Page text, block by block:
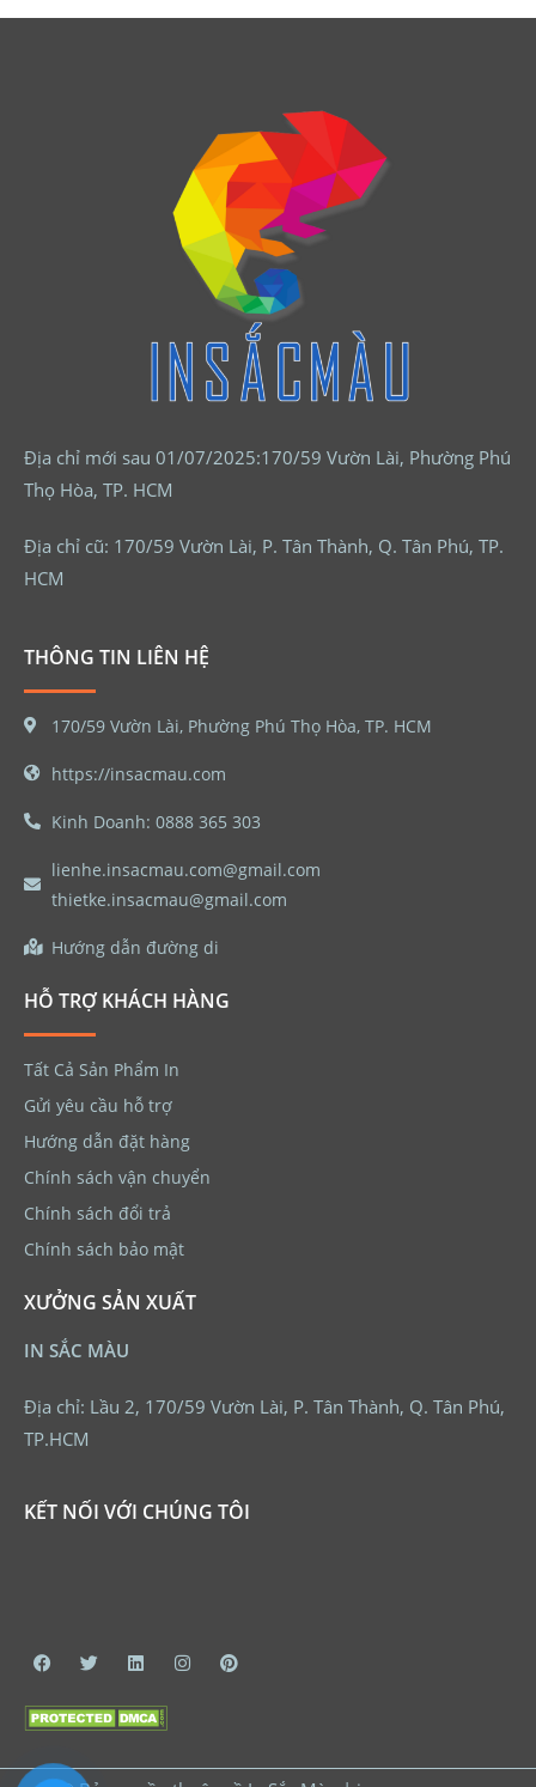
Địa chỉ mới sau 01/07/2025:170/59 Vườn Lài, Phường Phú
Thọ Hòa, TP. HCM
Địa chỉ cũ: 170/59 Vườn Lài, P. Tân Thành, Q. Tân Phú, TP.
HCM
THÔNG TIN LIÊN HỆ
170/59 Vườn Lài, Phường Phú Thọ Hòa, TP. HCM
https://insacmau.com
Kinh Doanh: 0888 365 303
lienhe.insacmau.com@gmail.com
thietke.insacmau@gmail.com
Hướng dẫn đường di
HỖ TRỢ KHÁCH HÀNG
Tất Cả Sản Phẩm In
Gửi yêu cầu hỗ trợ
Hướng dẫn đặt hàng
Chính sách vận chuyển
Chính sách đổi trả
Chính sách bảo mật
XƯỞNG SẢN XUẤT
IN SẮC MÀU
Địa chỉ: Lầu 2, 170/59 Vườn Lài, P. Tân Thành, Q. Tân Phú,
TP.HCM
KẾT NỐI VỚI CHÚNG TÔI